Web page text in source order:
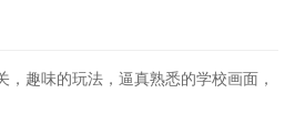
，趣味的玩法，逼真熟悉的学校画面，